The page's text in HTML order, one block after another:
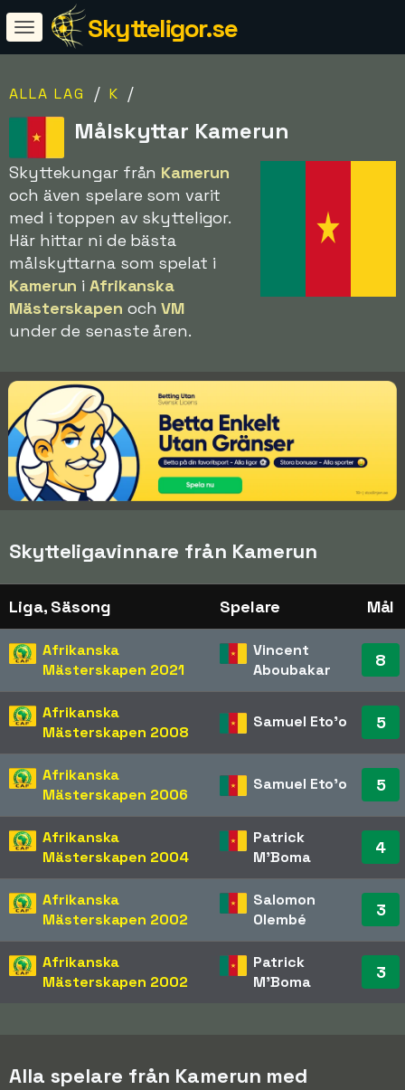
Skytteligor.se
ALLA LAG / K /
Målskyttar Kamerun
Skyttekungar från Kamerun
och även spelare som varit
med i toppen av skytteligor.
Här hittar ni de bästa
målskyttarna som spelat i
Kamerun iAfrikanska
Mästerskapen ochVM
under de senaste åren.
Skytteligavinnare från Kamerun
Liga, Säsong Spelare Mål
Afrikanska
Mästerskapen 2021
Vincent
Aboubakar
8
Afrikanska
Mästerskapen 2008
Samuel Eto'o 5
Afrikanska
Mästerskapen 2006
Samuel Eto'o 5
Afrikanska
Mästerskapen 2004
Patrick
M'Boma
4
Afrikanska
Mästerskapen 2002
Salomon
Olembé
3
Afrikanska
Mästerskapen 2002
Patrick
M'Boma
3
Alla spelare från Kamerun med